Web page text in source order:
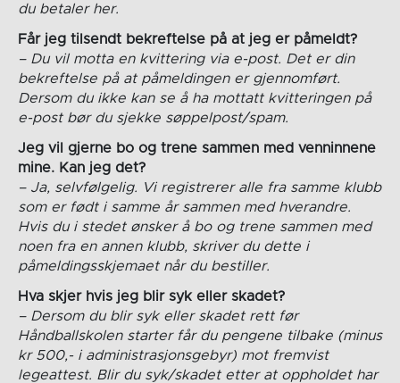
du betaler her.
Får jeg tilsendt bekreftelse på at jeg er påmeldt?
– Du vil motta en kvittering via e-post. Det er din
bekreftelse på at påmeldingen er gjennomført.
Dersom du ikke kan se å ha mottatt kvitteringen på
e-post bør du sjekke søppelpost/spam.
Jeg vil gjerne bo og trene sammen med venninnene
mine. Kan jeg det?
– Ja, selvfølgelig. Vi registrerer alle fra samme klubb
som er født i samme år sammen med hverandre.
Hvis du i stedet ønsker å bo og trene sammen med
noen fra en annen klubb, skriver du dette i
påmeldingsskjemaet når du bestiller.
Hva skjer hvis jeg blir syk eller skadet?
– Dersom du blir syk eller skadet rett før
Håndballskolen starter får du pengene tilbake (minus
kr 500,- i administrasjonsgebyr) mot fremvist
legeattest. Blir du syk/skadet etter at oppholdet har